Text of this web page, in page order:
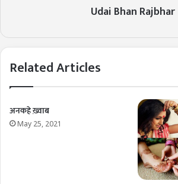
Udai Bhan Rajbhar
Related Articles
अनकहे ख़्वाब
May 25, 2021